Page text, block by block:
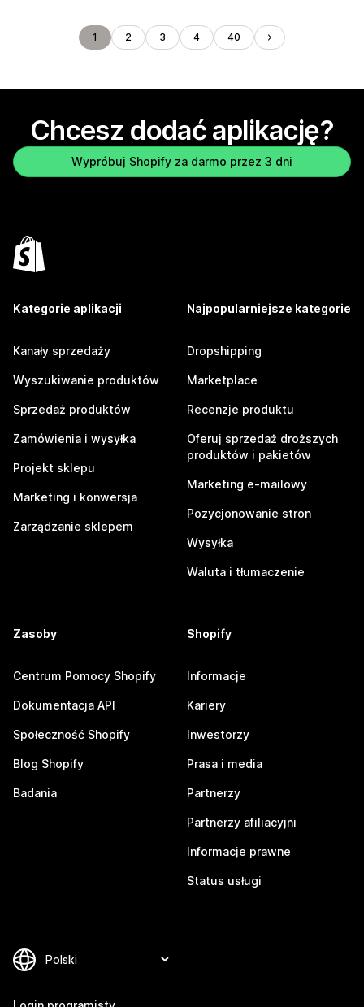
1 2 3 4 40
Chcesz dodać aplikację?
Wypróbuj Shopify za darmo przez 3 dni
Kategorie aplikacji
Kanały sprzedaży
Wyszukiwanie produktów
Sprzedaż produktów
Zamówienia i wysyłka
Projekt sklepu
Marketing i konwersja
Zarządzanie sklepem
Najpopularniejsze kategorie
Dropshipping
Marketplace
Recenzje produktu
Oferuj sprzedaż droższych
produktów i pakietów
Marketing e-mailowy
Pozycjonowanie stron
Wysyłka
Waluta i tłumaczenie
Zasoby
Centrum Pomocy Shopify
Dokumentacja API
Społeczność Shopify
Blog Shopify
Badania
Shopify
Informacje
Kariery
Inwestorzy
Prasa i media
Partnerzy
Partnerzy afiliacyjni
Informacje prawne
Status usługi